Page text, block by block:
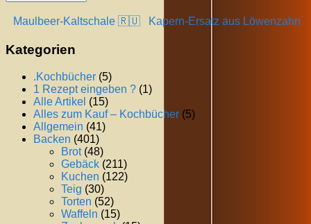
Maulbeer-Kaltschale 🇷🇺 Kapern-Ersatz aus Löwenzahn
Kategorien
.Kochbücher (5)
1 Rezept eingeben ? (1)
Alle Artikel (15)
Alles zum Kauf – Kochbücher (5)
Allgemein (41)
Backen (401)
Brot(48)
Gebäck (211)
Kuchen (122)
Teig (30)
Torten (52)
Waffeln (15)